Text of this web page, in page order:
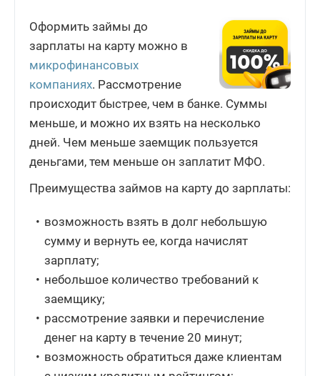
Оформить займы до
зарплаты на карту можно в
микрофинансовых
компаниях. Рассмотрение
происходит быстрее, чем в банке. Суммы
меньше, и можно их взять на несколько
дней. Чем меньше заемщик пользуется
деньгами, тем меньше он заплатит МФО.
Преимущества займов на карту до зарплаты:
возможность взять в долг небольшую
сумму и вернуть ее, когда начислят
зарплату;
небольшое количество требований к
заемщику;
рассмотрение заявки и перечисление
денег на карту в течение 20 минут;
возможность обратиться даже клиентам